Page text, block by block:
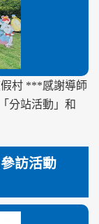
假村 ***感謝導師
分站活動」和
訪活動